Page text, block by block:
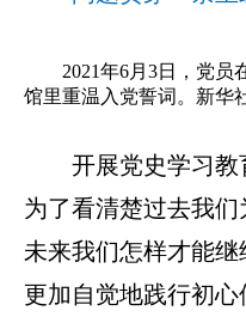
2021年6月3日，党员
馆里重温入党誓词。新华
开展党史学习
为了看清楚过去我
未来我们怎样才能继
更加自觉地践行初